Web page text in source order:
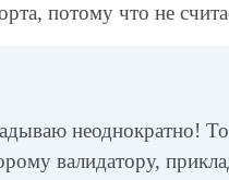
потому что не
неоднократно! То
валидатору,